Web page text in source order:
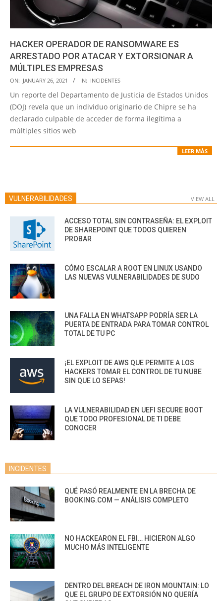
HACKER OPERADOR DE RANSOMWARE ES
ARRESTADO POR ATACAR Y EXTORSIONAR A
MÚLTIPLES EMPRESAS
2021-
01-
26
ON: JANUARY 26, 2021 IN: INCIDENTES
Un reporte del Departamento de Justicia de Estados Unidos
(DOJ) revela que un individuo originario de Chipre se ha
declarado culpable de acceder de forma ilegítima a
múltiples sitios web
LEER MÁS
VULNERABILIDADES VIEW ALL
ACCESO TOTAL SIN CONTRASEÑA: EL EXPLOIT
DE SHAREPOINT QUE TODOS QUIEREN
PROBAR
CÓMO ESCALAR A ROOT EN LINUX USANDO
LAS NUEVAS VULNERABILIDADES DE SUDO
UNA FALLA EN WHATSAPP PODRÍA SER LA
PUERTA DE ENTRADA PARA TOMAR CONTROL
TOTAL DE TU PC
¡EL EXPLOIT DE AWS QUE PERMITE A LOS
HACKERS TOMAR EL CONTROL DE TU NUBE
SIN QUE LO SEPAS!
LA VULNERABILIDAD EN UEFI SECURE BOOT
QUE TODO PROFESIONAL DE TI DEBE
CONOCER
INCIDENTES
QUÉ PASÓ REALMENTE EN LA BRECHA DE
BOOKING.COM — ANÁLISIS COMPLETO
NO HACKEARON EL FBI… HICIERON ALGO
MUCHO MÁS INTELIGENTE
DENTRO DEL BREACH DE IRON MOUNTAIN: LO
QUE EL GRUPO DE EXTORSIÓN NO QUERÍA